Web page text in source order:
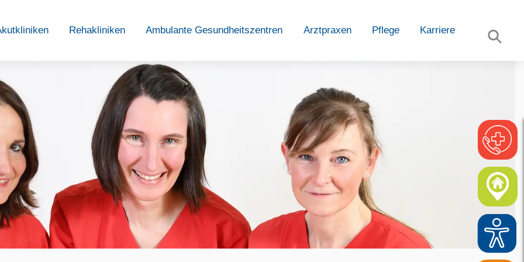
Rehakliniken Ambulante Gesundheitszentren Arztpraxen Pflege Karriere